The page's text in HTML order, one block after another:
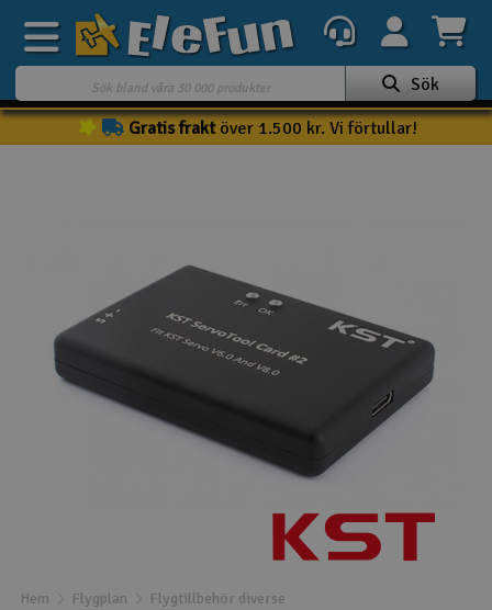
Veckans erbjudande
Present kort
3D-print
Batteri & laddare
Drönare
Sök
Gratis fraktöver 1.500 kr. Vi förtullar!
Hem Flygplan Flygtillbehör diverse